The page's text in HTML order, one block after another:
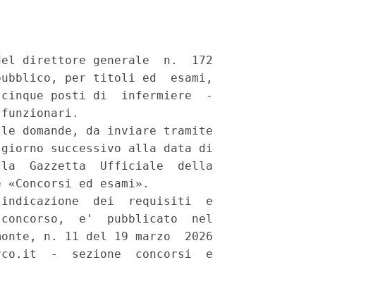
direttore generale  n.  172
per titoli ed  esami,
cinque posti di  infermiere  -
domande, da inviare tramite
successivo alla data di
Gazzetta  Ufficiale  della
ed esami».
dei  requisiti  e
e'  pubblicato  nel
n. 11 del 19 marzo  2026
-  sezione  concorsi  e